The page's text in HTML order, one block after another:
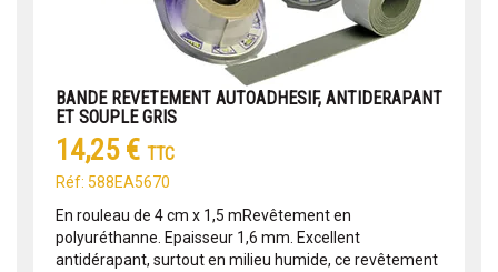
BANDE REVETEMENT AUTOADHESIF, ANTIDERAPANT
ET SOUPLE GRIS
14,25 € TTC
Réf: 588EA5670
En rouleau de 4 cm x 1,5 mRevêtement en
polyuréthanne. Epaisseur 1,6 mm. Excellent
antidérapant, surtout en milieu humide, ce revêtement